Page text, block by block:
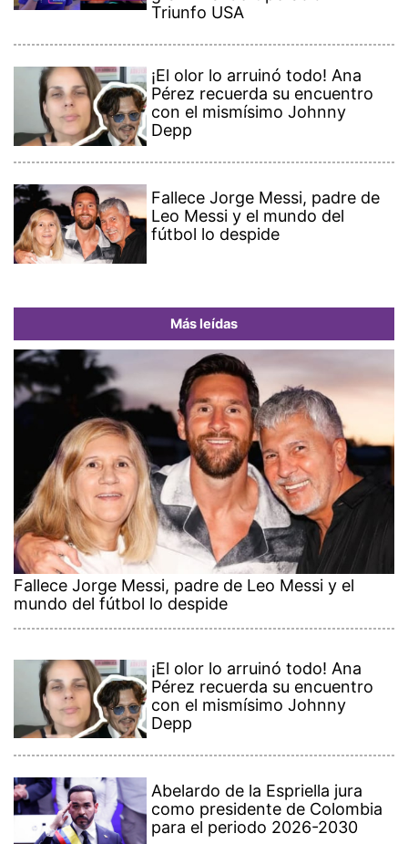
Triunfo USA
¡El olor lo arruinó todo! Ana
Pérez recuerda su encuentro
con el mismísimo Johnny
Depp
Fallece Jorge Messi, padre de
Leo Messi y el mundo del
fútbol lo despide
Más leídas
Fallece Jorge Messi, padre de Leo Messi y el
mundo del fútbol lo despide
¡El olor lo arruinó todo! Ana
Pérez recuerda su encuentro
con el mismísimo Johnny
Depp
Abelardo de la Espriella jura
como presidente de Colombia
para el periodo 2026-2030